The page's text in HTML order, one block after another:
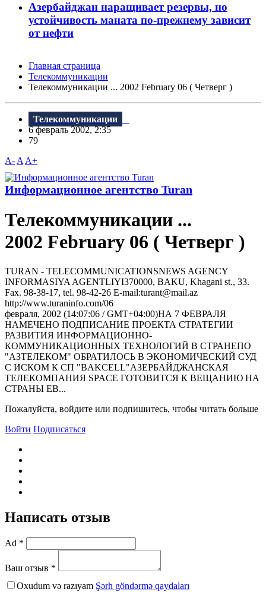
Азербайджан наращивает резервы, но
устойчивость маната по-прежнему зависит
от нефти
Главная страница
Телекоммуникации
Телекоммуникации ... 2002 February 06 ( Четверг )
Телекоммуникации
6 февраль 2002, 2:35
79
A- A A+
Информационное агентство Turan
Телекоммуникации ...
2002 February 06 ( Четверг )
TURAN - TELECOMMUNICATIONSNEWS AGENCY
INFORMASIYA AGENTLIYI370000, BAKU, Khagani st., 33.
Fax. 98-38-17, tel. 98-42-26 E-mail:turant@mail.az
http://www.turaninfo.com/06
февраля, 2002 (14:07:06 / GMT+04:00)НА 7 ФЕВРАЛЯ
НАМЕЧЕНО ПОДПИСАНИЕ ПРОЕКТА СТРАТЕГИИ
РАЗВИТИЯ ИНФОРМАЦИОННО-
КОММУНИКАЦИОННЫХ ТЕХНОЛОГИЙ В СТРАНЕПО
"АЗТЕЛЕКОМ" ОБРАТИЛОСЬ В ЭКОНОМИЧЕСКИЙ СУД
С ИСКОМ К СП "BAKCELL"АЗЕРБАЙДЖАНСКАЯ
ТЕЛЕКОМПАНИЯ SPACE ГОТОВИТСЯ К ВЕЩАНИЮ НА
СТРАНЫ ЕВ...
Пожалуйста, войдите или подпишитесь, чтобы читать больше
Войти Подписаться
Написать отзыв
Ad *
Ваш отзыв *
Oxudum və razıyam Şərh göndərmə qaydaları